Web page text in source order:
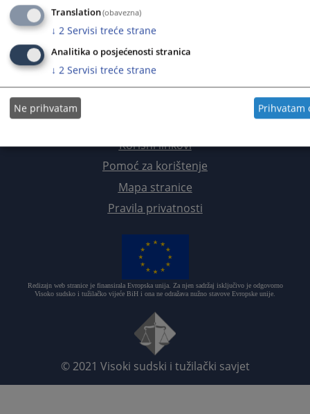
Bosansko-podrinjski kanton
Prateća dokumenta
Korisni linkovi
Pomoć za korištenje
Mapa stranice
Pravila privatnosti
Redizajn web stranice je finansirala Evropska unija. Za njen sadržaj isključivo je odgovorno
Visoko sudsko i tužilačko vijeće BiH i ona ne odražava nužno stavove Evropske unije.
© 2021 Visoki sudski i tužilački savjet
Translation(obavezna)
↓ 2 Servisi treće strane
Analitika o posjećenosti stranica
↓ 2 Servisi treće strane
Ne prihvatam Prihvatam